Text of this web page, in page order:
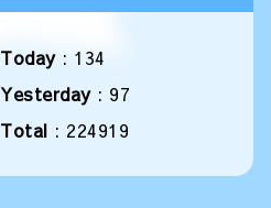
Today: 134
Yesterday: 97
Total : 224919